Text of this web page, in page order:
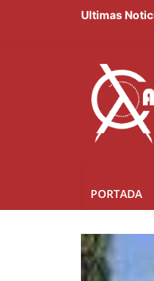
Ultimas
PORTADA